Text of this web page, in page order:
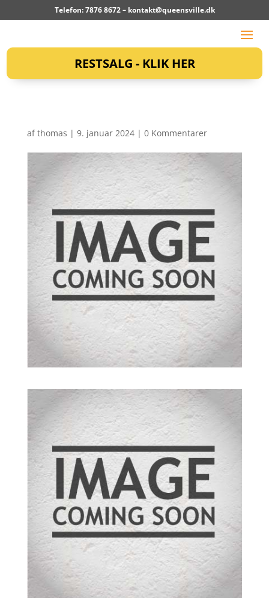
Telefon: 7876 8672 – kontakt@queensville.dk
RESTSALG - KLIK HER
afthomas | 9. januar 2024| 0 Kommentarer